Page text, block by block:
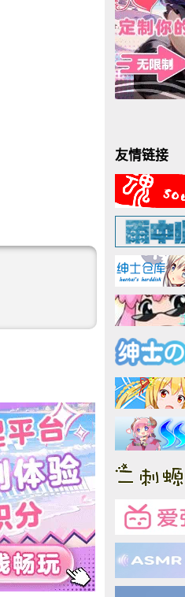
友情链接